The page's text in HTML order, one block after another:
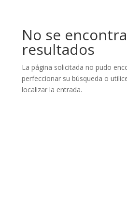
No se
resultados
La página solicitada no pudo
perfeccionar su búsqueda o
localizar la entrada.